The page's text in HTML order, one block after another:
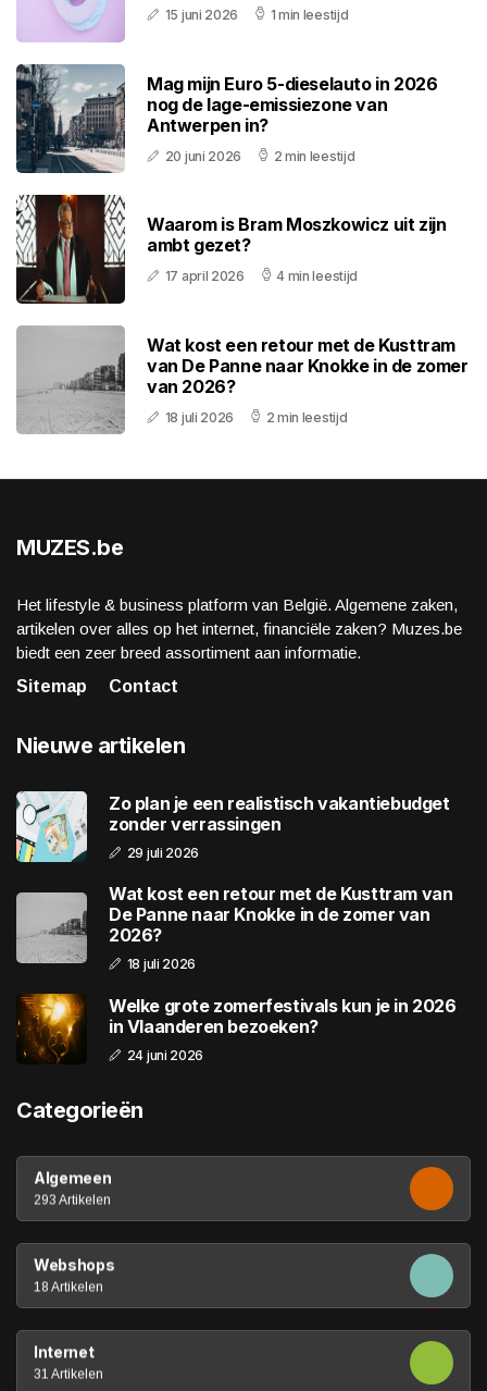
15 juni 2026 1 min leestijd
Mag mijn Euro 5-dieselauto in 2026
nog de lage-emissiezone van
Antwerpen in?
20 juni 2026 2 min leestijd
Waarom is Bram Moszkowicz uit zijn
ambt gezet?
17 april 2026 4 min leestijd
Wat kost een retour met de Kusttram
van De Panne naar Knokke in de zomer
van 2026?
18 juli 2026 2 min leestijd
MUZES.be
Het lifestyle & business platform van België. Algemene zaken,
artikelen over alles op het internet, financiële zaken? Muzes.be
biedt een zeer breed assortiment aan informatie.
Sitemap
Contact
Nieuwe artikelen
Zo plan je een realistisch vakantiebudget
zonder verrassingen
29 juli 2026
Wat kost een retour met de Kusttram van
De Panne naar Knokke in de zomer van
2026?
18 juli 2026
Welke grote zomerfestivals kun je in 2026
in Vlaanderen bezoeken?
24 juni 2026
Categorieën
Algemeen
293 Artikelen
Webshops
18 Artikelen
Internet
31 Artikelen